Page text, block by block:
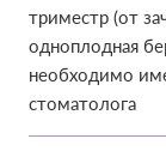
триместр (от
одноплодная
необходимо
стоматолога